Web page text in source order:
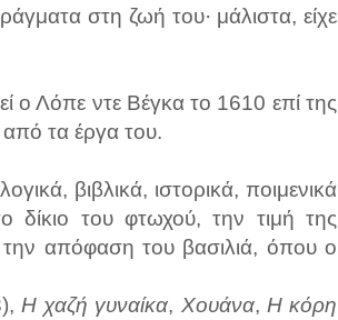
στη ζωή του· μάλιστα, είχε
ο Λόπε ντε Βέγκα το 1610 επί της
τα έργα του.
βιβλικά, ιστορικά, ποιμενικά
δίκιο του φτωχού, την τιμή της
απόφαση του βασιλιά, όπου ο
Η χαζή γυναίκα, Χουάνα, Η κόρη